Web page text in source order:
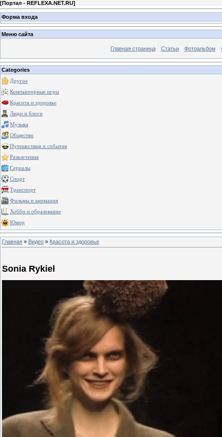
[Портал - REFLEXA.NET.RU]
Форма входа
Меню сайта
Главная страница Статьи Фотоальбом
Categories
Другое
Компьютерные игры
Красота и здоровье
Люди и блоги
Музыка
Общество
Путешествия и события
Развлечения
Сериалы
Спорт
Транспорт
Фильмы и анимация
Хобби и образование
Юмор
Главная » Видео » Красота и здоровье
Sonia Rykiel